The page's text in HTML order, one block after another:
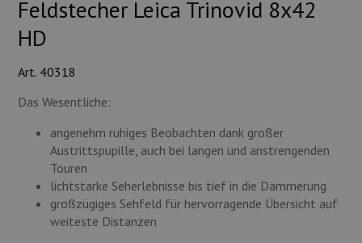
Feldstecher Leica Trinovid 8x42
HD
Art. 40318
Das Wesentliche:
angenehm ruhiges Beobachten dank großer
Austrittspupille, auch bei langen und anstrengenden
Touren
lichtstarke Seherlebnisse bis tief in die Dämmerung
großzügiges Sehfeld für hervorragende Übersicht auf
weiteste Distanzen